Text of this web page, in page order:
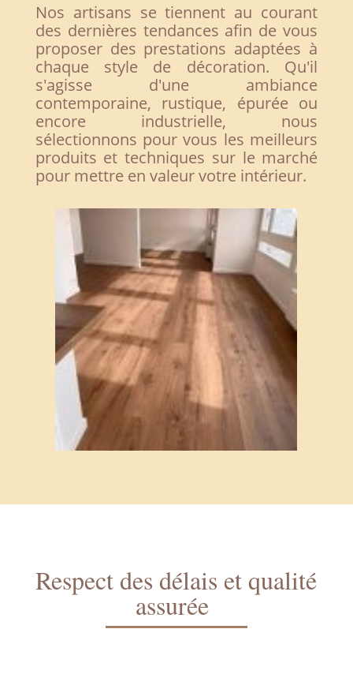
Nos artisans se tiennent au courant
des dernières tendances afin de vous
proposer des prestations adaptées à
chaque style de décoration. Qu'il
s'agisse d'une ambiance
contemporaine, rustique, épurée ou
encore industrielle, nous
sélectionnons pour vous les meilleurs
produits et techniques sur le marché
pour mettre en valeur votre intérieur.
Respect des délais et qualité
assurée